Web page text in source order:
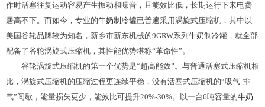
作时活塞往复运动容易产生振动和噪音，且能效比低，长期运行下来电费
居高不下。而如今，专业的牛奶制冷罐已普遍采用涡旋式压缩机，其中以
美国谷轮品牌较为知名，新乡市新东机械的9GRW系列 牛奶制冷罐 ，就全部
配备了谷轮涡旋式压缩机，其性能优势堪称“革命性”。
谷轮涡旋式压缩机的第一个优势是“超高能效”。与普通活塞式压缩机相
比，涡旋式压缩机的压缩过程更连续平稳，没有活塞式压缩机的“吸气-排
气”间歇，能量损失更少，能效比可提升20%-30%。以一台6吨容量的牛奶